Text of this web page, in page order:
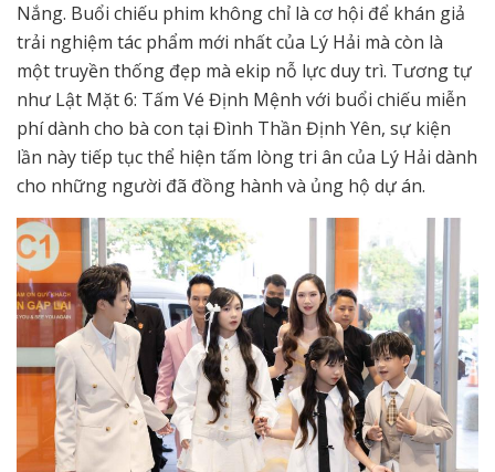
Nắng. Buổi chiếu phim không chỉ là cơ hội để khán giả
trải nghiệm tác phẩm mới nhất của Lý Hải mà còn là
một truyền thống đẹp mà ekip nỗ lực duy trì. Tương tự
như Lật Mặt 6: Tấm Vé Định Mệnh với buổi chiếu miễn
phí dành cho bà con tại Đình Thần Định Yên, sự kiện
lần này tiếp tục thể hiện tấm lòng tri ân của Lý Hải dành
cho những người đã đồng hành và ủng hộ dự án.